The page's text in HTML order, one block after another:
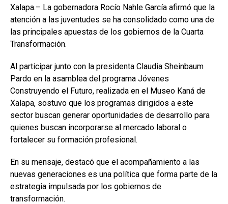
Xalapa.– La gobernadora Rocío Nahle García afirmó que la
atención a las juventudes se ha consolidado como una de
las principales apuestas de los gobiernos de la Cuarta
Transformación.
Al participar junto con la presidenta Claudia Sheinbaum
Pardo en la asamblea del programa Jóvenes
Construyendo el Futuro, realizada en el Museo Kaná de
Xalapa, sostuvo que los programas dirigidos a este
sector buscan generar oportunidades de desarrollo para
quienes buscan incorporarse al mercado laboral o
fortalecer su formación profesional.
En su mensaje, destacó que el acompañamiento a las
nuevas generaciones es una política que forma parte de la
estrategia impulsada por los gobiernos de
transformación.